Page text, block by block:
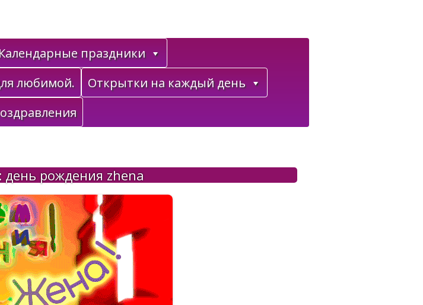
Календарные праздники
любимой.
Открытки на каждый день
день рождения zhena